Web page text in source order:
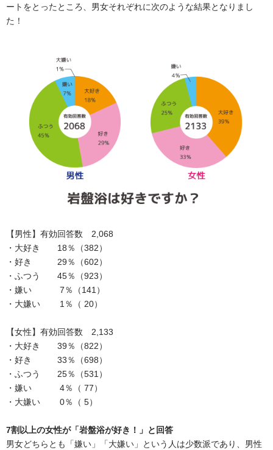
ートをとったところ、男女それぞれに次のような結果となりまし
た！
【男性】有効回答数 2,068
・大好き 18％（382）
・好き 29％（602）
・ふつう 45％（923）
・嫌い 7％（141）
・大嫌い 1％（ 20）
【女性】有効回答数 2,133
・大好き 39％（822）
・好き 33％（698）
・ふつう 25％（531）
・嫌い 4％（ 77）
・大嫌い 0％（ 5）
7割以上の女性が「岩盤浴が好き！」と回答
男女どちらとも「嫌い」「大嫌い」という人は少数派であり、男性